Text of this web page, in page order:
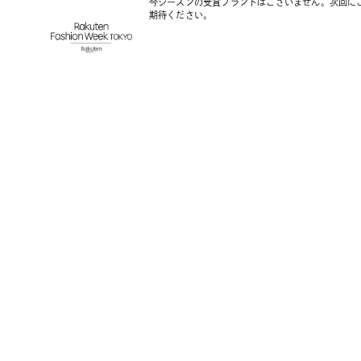
今シーズンの受賞ブランドはございません。次回に
期待ください。